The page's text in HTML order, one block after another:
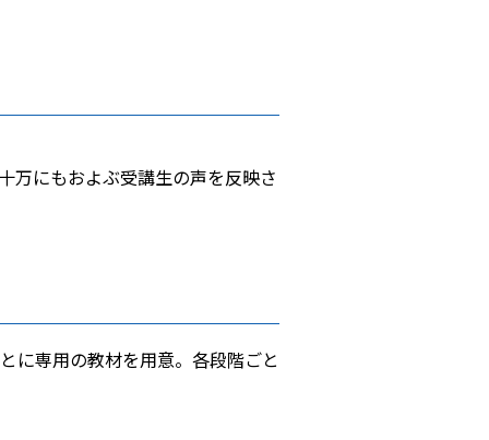
万にもおよぶ受講生の声を反映さ
に専用の教材を用意。各段階ごと